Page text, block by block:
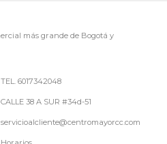
TEL. 6017342048
CALLE 38 A SUR #34d-51
servicioalcliente@centromayorcc.com